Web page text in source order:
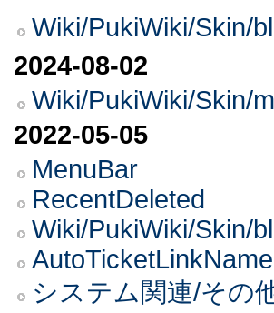
Wiki/PukiWiki/Skin/
2024-08-02
Wiki/PukiWiki/Skin/
2022-05-05
MenuBar
RecentDeleted
Wiki/PukiWiki/Skin/
AutoTicketLinkName
システム関連/その